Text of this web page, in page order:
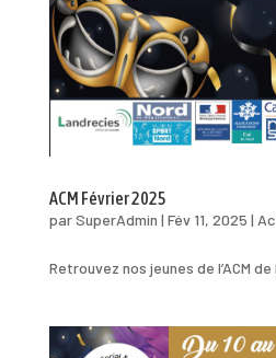
ACM Février 2025
parSuperAdmin | Fév 11, 2025 |
Retrouvez nos jeunes de l’ACM